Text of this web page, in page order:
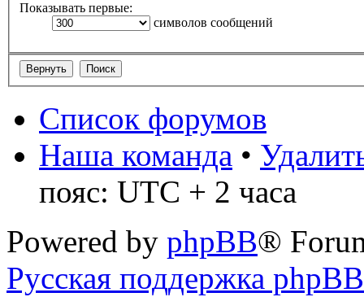
Показывать первые:
символов сообщений
Список форумов
Наша команда •
пояс: UTC + 2 часа
Powered by phpBB®
Русская поддержка phpBB